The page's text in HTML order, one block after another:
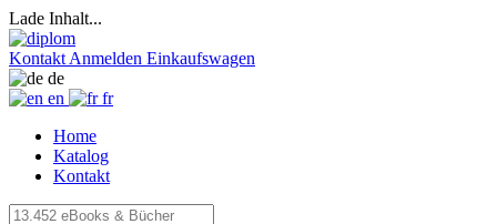
Lade Inhalt...
Kontakt Anmelden Einkaufswagen
de
en
fr
Home
Katalog
Kontakt